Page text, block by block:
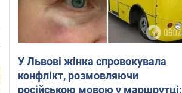
У Львові жінка спровокувала
конфлікт, розмовляючи
російською мовою у маршрутці: